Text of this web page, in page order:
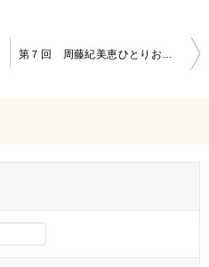
第７回 周藤紀美恵ひとりおしゃべり